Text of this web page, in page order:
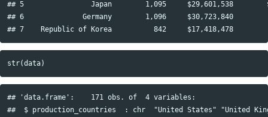
## 5                Japan        1,095     $29,601,538
## 6              Germany        1,096     $30,723,840
str(data)
## 'data.frame':    171 obs. of  4 variables:
##  $ production_countries  : chr  "United States" "United